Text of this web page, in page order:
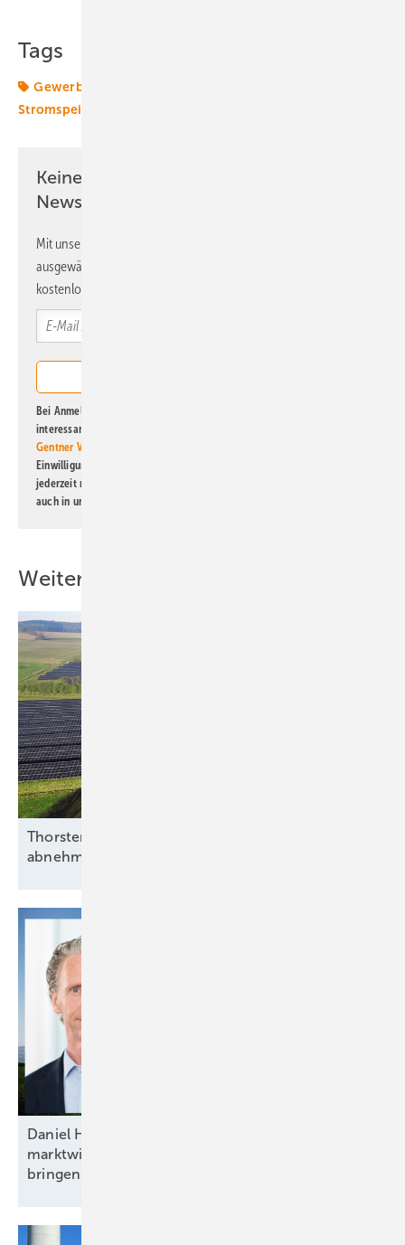
Tags
Gewerbespeicher
Stromspeicher
Keine Zeit? Kein Problem mit dem ERE
Newsletter!
Mit unserem Newsletter erhalten Sie regelmäßig von uns
ausgewählte Informationen und Neuigkeiten, gebündelt und
kostenlos direkt ins Postfach.
Bei Anmeldung zu diesem Newsletter bin ich damit einverstanden, über
interessante Verlags- und Online-Angebote
Gentner Verlag GmbH & Co. KG
Einwilligung kann ich jederzeit widerrufen und eine Abmeldung ist
jederzeit möglich. Informationen zum Umgang mit Daten finden Sie
auch in unserer
Weitere Inhalte
Thorsten Blanke von Belectric: „Solarstrom sicher
abnehmen und kostendeckend
Daniel Hölder von Baywa RE: „Mehr Flexibilität und
marktwirtschaftliche Anreize ins Energiesystem
bringen“